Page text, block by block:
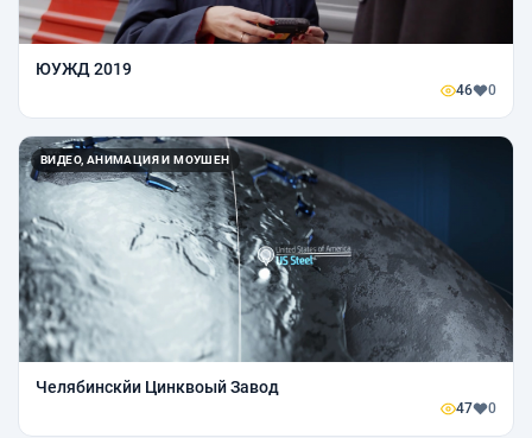
ЮУЖД 2019
46 0
ВИДЕО, АНИМАЦИЯ И МОУШЕН
Челябинскйи Цинквоый Завод
47 0